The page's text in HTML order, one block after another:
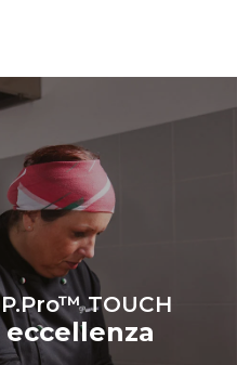
rinnovabili.Greenhouse
TOUCH